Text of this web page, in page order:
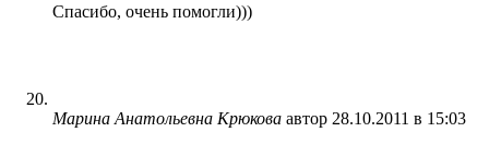
Спасибо, очень помогли)))
Марина Анатольевна Крюкова автор 28.10.2011 в 15:03